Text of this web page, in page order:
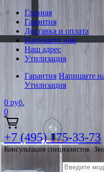
Главная
Гарантия
Доставка и оплата
Напишите нам
Наш адрес
Утилизация
Гарантия Напишите
Утилизация
0 руб.
0
+7 (495) 175-33-73
Консультация специалистов.